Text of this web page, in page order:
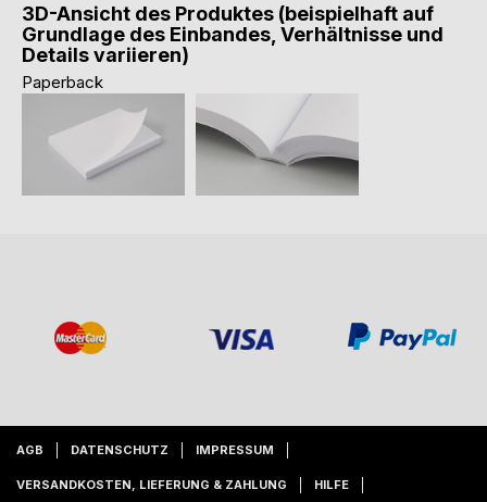
3D-Ansicht des Produktes (beispielhaft auf
Grundlage des Einbandes, Verhältnisse und
Details variieren)
Paperback
AGB DATENSCHUTZ IMPRESSUM
VERSANDKOSTEN, LIEFERUNG & ZAHLUNG HILFE